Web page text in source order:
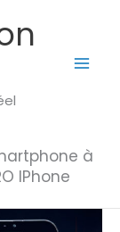
à
IPhone